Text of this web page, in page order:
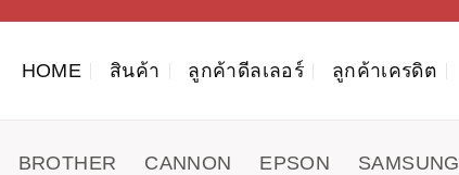
HOME สินค้า ลูกค้าดีลเลอร์ ลูกค้าเครดิต
BROTHER CANNON EPSON SAMSUNG